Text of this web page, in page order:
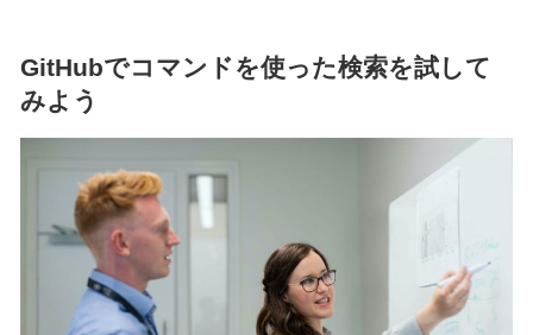
GitHubでコマンドを使った検索を試して
みよう